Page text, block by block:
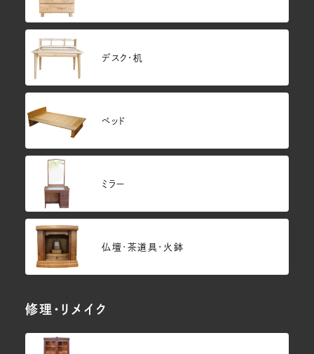
デスク・机
ベッド
ミラー
仏壇･茶道具・火鉢
修理・リメイク